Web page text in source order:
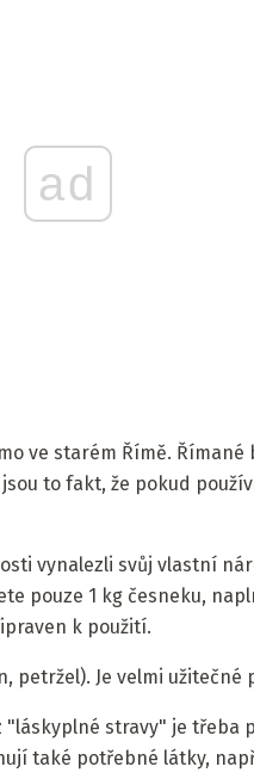
ad
ve starém Římě.
to fakt, že pokud
vynalezli svůj vlastní
pouze 1 kg česneku,
k použití.
Je velmi užitečné
stravy" je třeba
také potřebné látky,